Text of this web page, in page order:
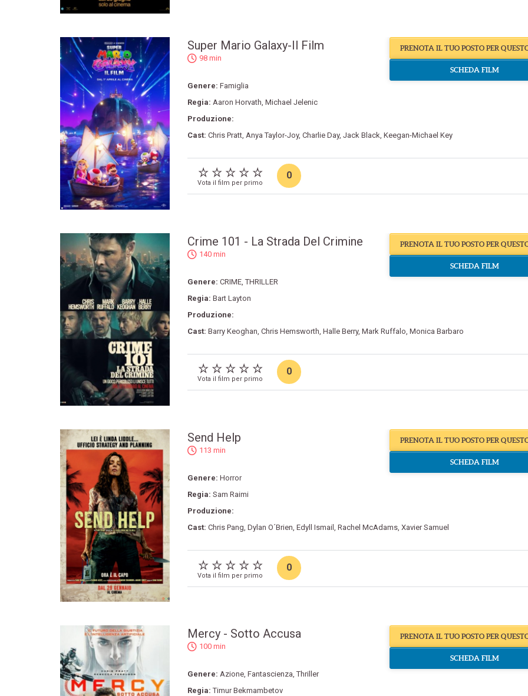
Super Mario Galaxy-Il Film
98 min
Genere: Famiglia
Regia: Aaron Horvath, Michael Jelenic
Produzione:
Cast: Chris Pratt, Anya Taylor-Joy, Charlie Day, Jack Black, Keegan-Michael Key
PRENOTA IL TUO POSTO PER
SCHEDA FILM
Vota il film per primo
0
Crime 101 - La Strada Del Crimine
140 min
Genere: CRIME,THRILLER
Regia: Bart Layton
Produzione:
Cast: Barry Keoghan, Chris Hemsworth, Halle Berry, Mark Ruffalo, Monica Barbaro
PRENOTA IL TUO POSTO PER
SCHEDA FILM
Vota il film per primo
0
Send Help
113 min
Genere: Horror
Regia: Sam Raimi
Produzione:
Cast: Chris Pang, Dylan O´Brien, Edyll Ismail , Rachel McAdams, Xavier Samuel
PRENOTA IL TUO POSTO PER
SCHEDA FILM
Vota il film per primo
0
Mercy - Sotto Accusa
100 min
Genere: Azione, Fantascienza,Thriller
Regia:Timur Bekmambetov
PRENOTA IL TUO POSTO PER
SCHEDA FILM